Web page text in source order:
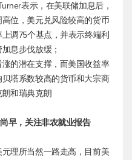
表示，在美联储加息后，
位，美元兑风险较高的货币
调75个基点，并表示终端利
息步伐放缓；
的潜在支撑，而美国收益率
塔系数较高的货币和大宗商
和瑞典克朗
早，关注非农就业报告
理所当然一路走高，目前美